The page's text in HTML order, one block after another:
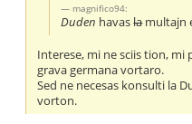
magnifico94:
Duden havaslamultajn
Interese, mi ne sciis tion, mi
grava germana vortaro.
Sed ne necesas konsulti la
vorton.